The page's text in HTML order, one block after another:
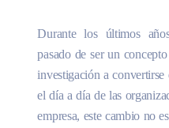
Durante los últimos
pasado de ser un
investigación a
el día a día de las
empresa, este cambio no